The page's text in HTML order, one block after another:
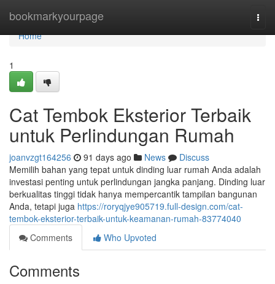
bookmarkyourpage
Home
Home
1
Cat Tembok Eksterior Terbaik
untuk Perlindungan Rumah
joanvzgt164256 91 days ago News
Discuss
Memilih bahan yang tepat untuk dinding luar rumah Anda adalah
investasi penting untuk perlindungan jangka panjang. Dinding luar
berkualitas tinggi tidak hanya mempercantik tampilan bangunan
Anda, tetapi juga https://roryqjye905719.full-design.com/cat-
tembok-eksterior-terbaik-untuk-keamanan-rumah-83774040
Comments
Who Upvoted
Comments